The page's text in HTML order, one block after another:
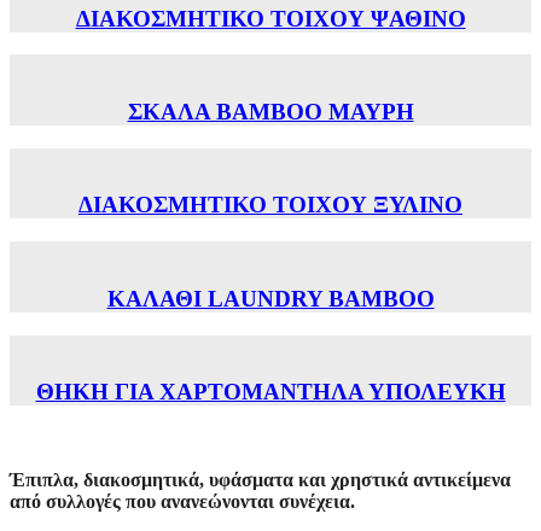
ΔΙΑΚΟΣΜΗΤΙΚΟ ΤΟΙΧΟΥ ΨΑΘΙΝΟ
ΣΚΑΛΑ ΒΑΜΒΟΟ ΜΑΥΡΗ
ΔΙΑΚΟΣΜΗΤΙΚΟ ΤΟΙΧΟΥ ΞΥΛΙΝΟ
ΚΑΛΑΘΙ LAUNDRY BAMBOO
ΘΗΚΗ ΓΙΑ ΧΑΡΤΟΜΑΝΤΗΛΑ ΥΠΟΛΕΥΚH
Έπιπλα, διακοσμητικά, υφάσματα και χρηστικά αντικείμενα
από συλλογές που ανανεώνονται συνέχεια.